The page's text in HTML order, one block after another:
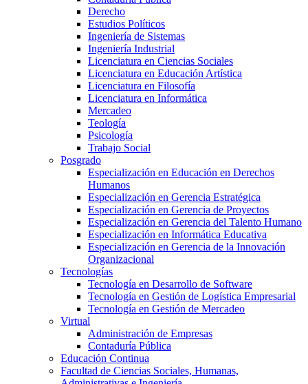
Derecho
Estudios Políticos
Ingeniería de Sistemas
Ingeniería Industrial
Licenciatura en Ciencias Sociales
Licenciatura en Educación Artística
Licenciatura en Filosofía
Licenciatura en Informática
Mercadeo
Teología
Psicología
Trabajo Social
Posgrado
Especialización en Educación en Derechos
Humanos
Especialización en Gerencia Estratégica
Especialización en Gerencia de Proyectos
Especialización en Gerencia del Talento Humano
Especialización en Informática Educativa
Especialización en Gerencia de la Innovación
Organizacional
Tecnologías
Tecnología en Desarrollo de Software
Tecnología en Gestión de Logística Empresarial
Tecnología en Gestión de Mercadeo
Virtual
Administración de Empresas
Contaduría Pública
Educación Continua
Facultad de Ciencias Sociales, Humanas,